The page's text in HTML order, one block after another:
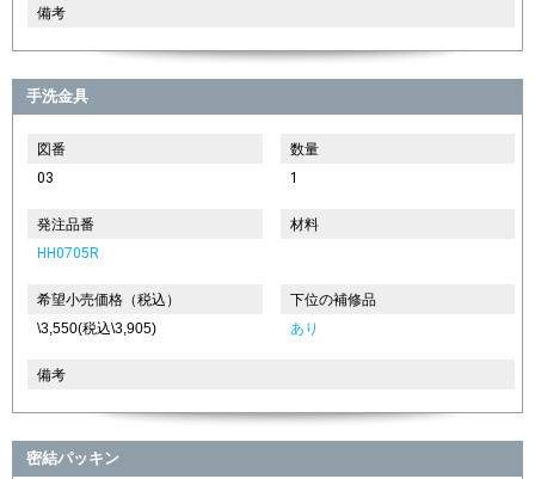
備考
手洗金具
図番
03
数量
1
発注品番
HH0705R
材料
希望小売価格（税込）
\3,550(税込\3,905)
下位の補修品
あり
備考
密結パッキン